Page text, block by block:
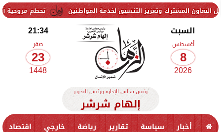
تحطم مروحية أثناء مكافحة حريق وتعزيز التنسيق لخدمة المواطنين
السبت
أغسطس
8
2026
21:34
صفر
23
1448
رئيس مجلس الإدارة ورئيس التحرير
إلهام شرشر
أخبار سياسة تقارير رياضة خارجي اقتصاد